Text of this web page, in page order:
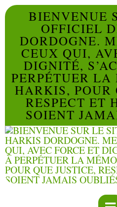
BIENVENUE
OFFICIEL
DORDOGNE.
CEUX QUI,
DIGNITÉ,
PERPÉTUER LA
HARKIS, POUR
RESPECT ET
SOIENT